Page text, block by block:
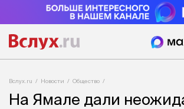
Вслух.ru Новости Общество
На Ямале дали